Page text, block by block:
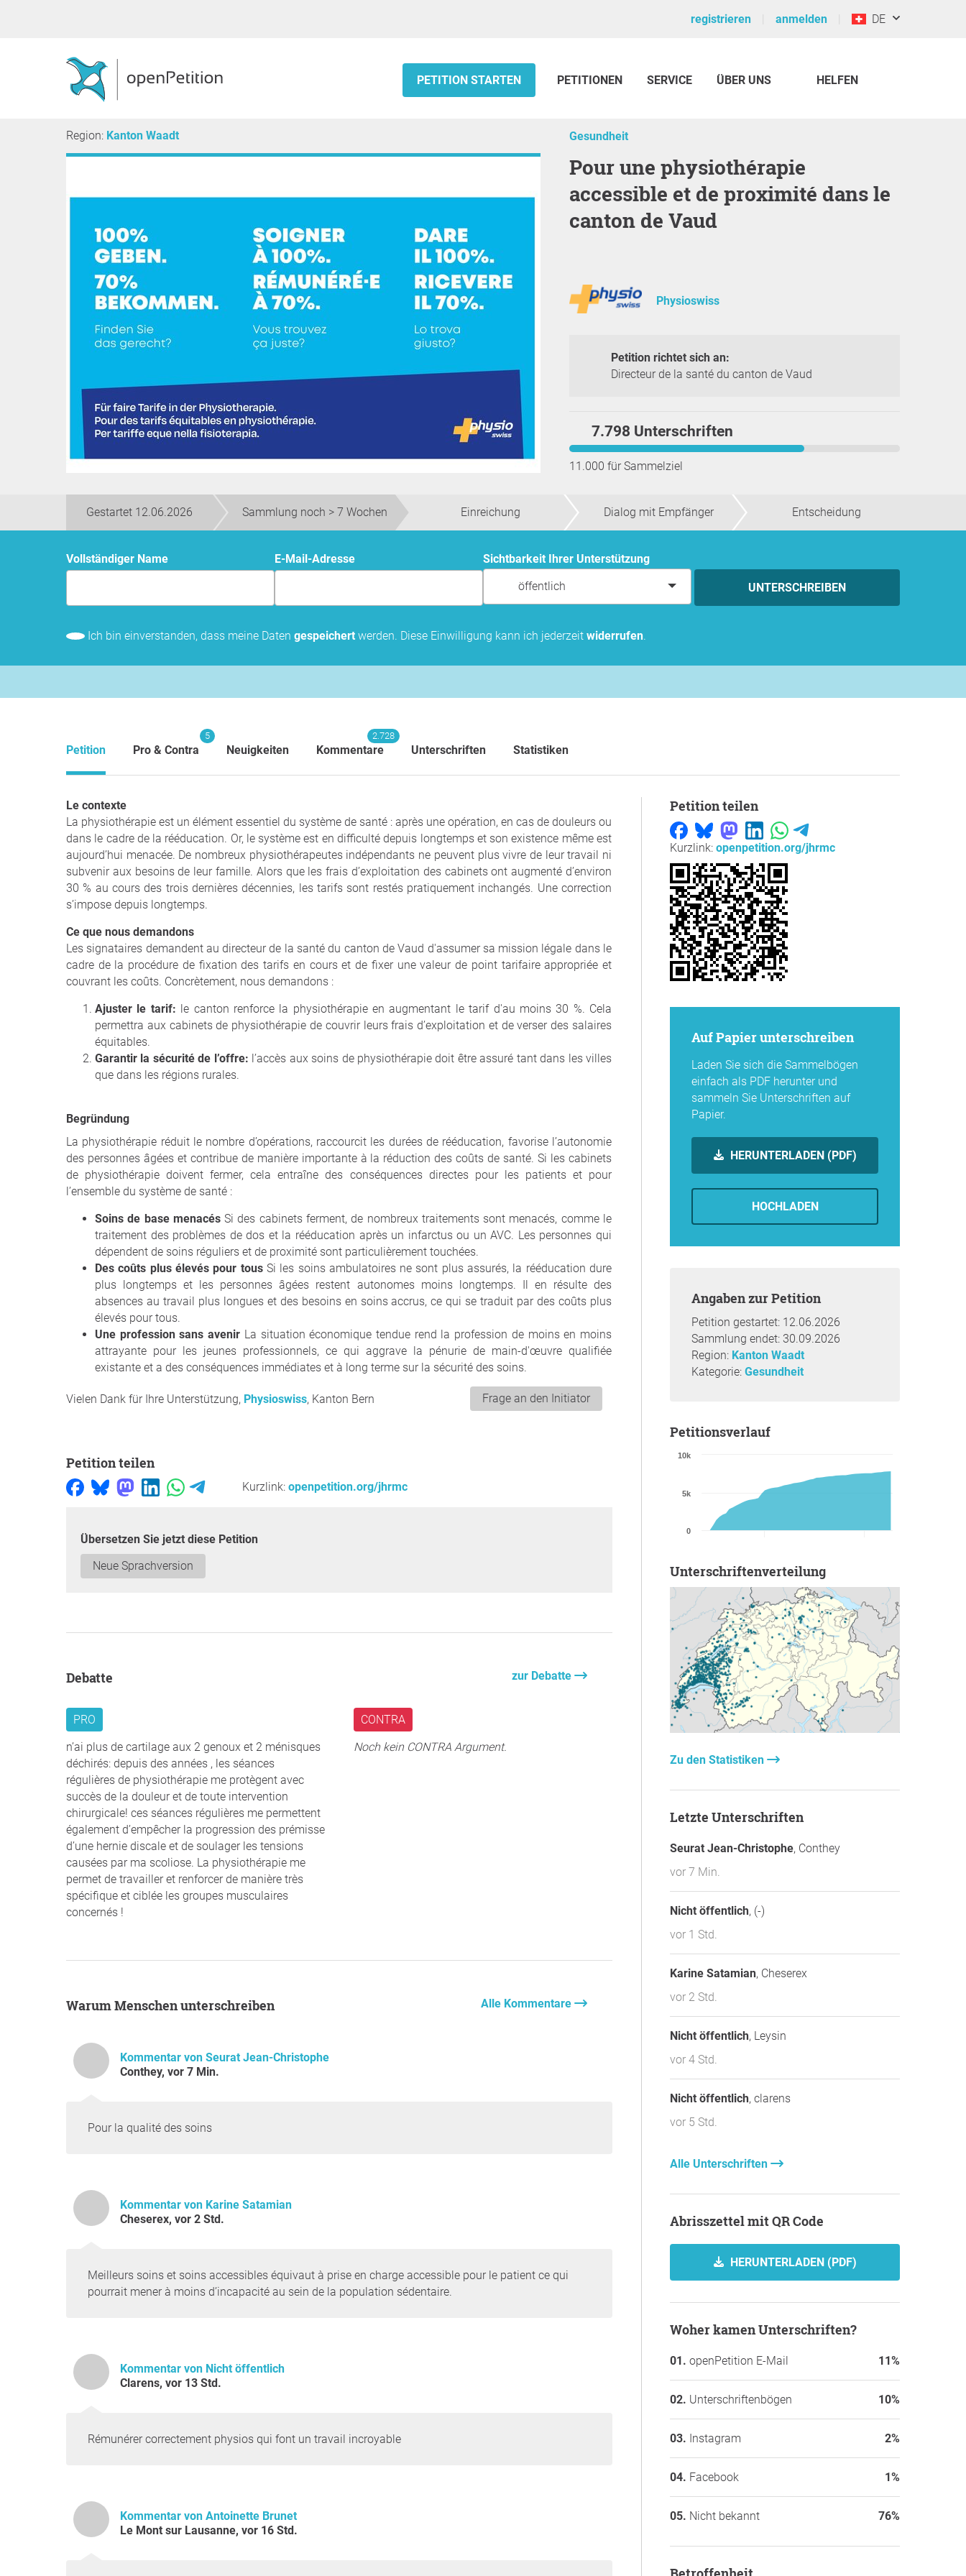
registrieren anmelden DE
PETITION STARTEN PETITIONEN SERVICE ÜBER UNS HELFEN
Region: Kanton Waadt Gesundheit
Pour une physiothérapie
accessible et de proximité dans le
canton de Vaud
Physioswiss
Petition richtet sich an:
Directeur de la santé du canton de Vaud
7.798 Unterschriften
11.000 für Sammelziel
Gestartet 12.06.2026 Sammlung noch > 7 Wochen Einreichung Dialog mit Empfänger Entscheidung
Vollständiger Name E-Mail-Adresse
Sichtbarkeit Ihrer Unterstützung
öffentlich
UNTERSCHREIBEN
Ich bin einverstanden, dass meine Daten gespeichert werden. Diese Einwilligung kann ich jederzeit widerrufen.
Petition Pro & Contra
5
Neuigkeiten Kommentare
2.728
Unterschriften Statistiken
Le contexte
La physiothérapie est un élément essentiel du système de santé : après une opération, en cas de douleurs ou
dans le cadre de la rééducation. Or, le système est en difficulté depuis longtemps et son existence même est
aujourd’hui menacée. De nombreux physiothérapeutes indépendants ne peuvent plus vivre de leur travail ni
subvenir aux besoins de leur famille. Alors que les frais d’exploitation des cabinets ont augmenté d’environ
30 % au cours des trois dernières décennies, les tarifs sont restés pratiquement inchangés. Une correction
s’impose depuis longtemps.
Ce que nous demandons
Les signataires demandent au directeur de la santé du canton de Vaud d'assumer sa mission légale dans le
cadre de la procédure de fixation des tarifs en cours et de fixer une valeur de point tarifaire appropriée et
couvrant les coûts. Concrètement, nous demandons :
Ajuster le tarif: le canton renforce la physiothérapie en augmentant le tarif d'au moins 30 %. Cela
permettra aux cabinets de physiothérapie de couvrir leurs frais d’exploitation et de verser des salaires
équitables.
Garantir la sécurité de l’offre: l’accès aux soins de physiothérapie doit être assuré tant dans les villes
que dans les régions rurales.
Begründung
La physiothérapie réduit le nombre d’opérations, raccourcit les durées de rééducation, favorise l’autonomie
des personnes âgées et contribue de manière importante à la réduction des coûts de santé. Si les cabinets
de physiothérapie doivent fermer, cela entraîne des conséquences directes pour les patients et pour
l’ensemble du système de santé :
Soins de base menacésSi des cabinets ferment, de nombreux traitements sont menacés, comme le
traitement des problèmes de dos et la rééducation après un infarctus ou un AVC. Les personnes qui
dépendent de soins réguliers et de proximité sont particulièrement touchées.
Des coûts plus élevés pour tous Si les soins ambulatoires ne sont plus assurés, la rééducation dure
plus longtemps et les personnes âgées restent autonomes moins longtemps. Il en résulte des
absences au travail plus longues et des besoins en soins accrus, ce qui se traduit par des coûts plus
élevés pour tous.
Une profession sans avenir La situation économique tendue rend la profession de moins en moins
attrayante pour les jeunes professionnels, ce qui aggrave la pénurie de main-d'œuvre qualifiée
existante et a des conséquences immédiates et à long terme sur la sécurité des soins.
Vielen Dank für Ihre Unterstützung, Physioswiss, Kanton Bern Frage an den Initiator
Petition teilen
Kurzlink: openpetition.org/jhrmc
Übersetzen Sie jetzt diese Petition
Neue Sprachversion
Debatte zur Debatte
PRO
n’ai plus de cartilage aux 2 genoux et 2 ménisques
déchirés: depuis des années , les séances
régulières de physiothérapie me protègent avec
succès de la douleur et de toute intervention
chirurgicale! ces séances régulières me permettent
également d’empêcher la progression des prémisse
d’une hernie discale et de soulager les tensions
causées par ma scoliose. La physiothérapie me
permet de travailler et renforcer de manière très
spécifique et ciblée les groupes musculaires
concernés !
CONTRA
Noch kein CONTRA Argument.
Warum Menschen unterschreiben Alle Kommentare
Kommentar von Seurat Jean-Christophe
Conthey, vor 7 Min.
Pour la qualité des soins
Kommentar von Karine Satamian
Cheserex, vor 2 Std.
Meilleurs soins et soins accessibles équivaut à prise en charge accessible pour le patient ce qui
pourrait mener à moins d’incapacité au sein de la population sédentaire.
Kommentar von Nicht öffentlich
Clarens, vor 13 Std.
Rémunérer correctement physios qui font un travail incroyable
Kommentar von Antoinette Brunet
Le Mont sur Lausanne, vor 16 Std.
Petition teilen
Kurzlink: openpetition.org/jhrmc
Auf Papier unterschreiben
Laden Sie sich die Sammelbögen
einfach als PDF herunter und
sammeln Sie Unterschriften auf
Papier.
HERUNTERLADEN (PDF)
HOCHLADEN
Angaben zur Petition
Petition gestartet: 12.06.2026
Sammlung endet: 30.09.2026
Region: Kanton Waadt
Kategorie: Gesundheit
Petitionsverlauf
0
5k
10k
Unterschriftenverteilung
Zu den Statistiken
Letzte Unterschriften
Seurat Jean-Christophe, Conthey
vor 7 Min.
Nicht öffentlich, (-)
vor 1 Std.
Karine Satamian, Cheserex
vor 2 Std.
Nicht öffentlich, Leysin
vor 4 Std.
Nicht öffentlich, clarens
vor 5 Std.
Alle Unterschriften
Abrisszettel mit QR Code
HERUNTERLADEN (PDF)
Woher kamen Unterschriften?
openPetition E-Mail 11%
Unterschriftenbögen 10%
Instagram 2%
Facebook 1%
Nicht bekannt 76%